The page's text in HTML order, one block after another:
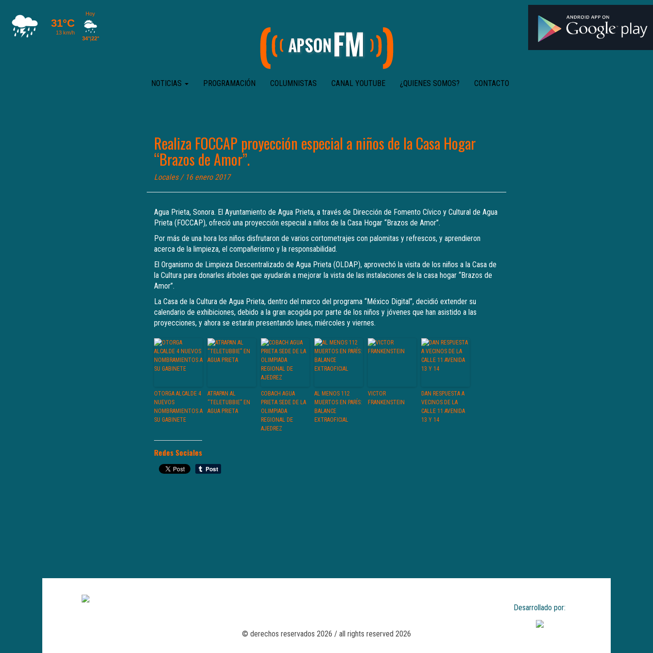
NOTICIAS PROGRAMACIÓN COLUMNISTAS CANAL YOUTUBE ¿QUIENES SOMOS? CONTACTO
Realiza FOCCAP proyección especial a niños de la Casa Hogar
“Brazos de Amor”.
Locales/ 16 enero 2017
Agua Prieta, Sonora. El Ayuntamiento de Agua Prieta, a través de Dirección de Fomento Cívico y Cultural de Agua
Prieta (FOCCAP), ofreció una proyección especial a niños de la Casa Hogar “Brazos de Amor”.
Por más de una hora los niños disfrutaron de varios cortometrajes con palomitas y refrescos, y aprendieron
acerca de la limpieza, el compañerismo y la responsabilidad.
El Organismo de Limpieza Descentralizado de Agua Prieta (OLDAP), aprovechó la visita de los niños a la Casa de
la Cultura para donarles árboles que ayudarán a mejorar la vista de las instalaciones de la casa hogar “Brazos de
Amor”.
La Casa de la Cultura de Agua Prieta, dentro del marco del programa “México Digital”, decidió extender su
calendario de exhibiciones, debido a la gran acogida por parte de los niños y jóvenes que han asistido a las
proyecciones, y ahora se estarán presentando lunes, miércoles y viernes.
OTORGA ALCALDE 4
NUEVOS
NOMBRAMIENTOS A
SU GABINETE
ATRAPAN AL
“TELETUBBIE” EN
AGUA PRIETA
COBACH AGUA
PRIETA SEDE DE LA
OLIMPIADA
REGIONAL DE
AJEDREZ
AL MENOS 112
MUERTOS EN PARÍS:
BALANCE
EXTRAOFICIAL
VICTOR
FRANKENSTEIN
DAN RESPUESTA A
VECINOS DE LA
CALLE 11 AVENIDA
13 Y 14
Redes Sociales
Desarrollado por:
© derechos reservados 2026 / all rights reserved 2026